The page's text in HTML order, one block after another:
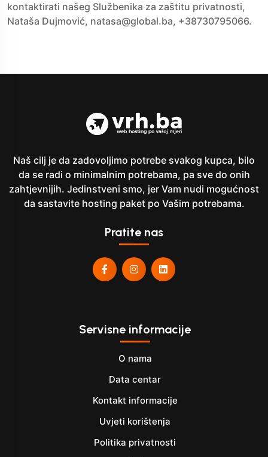
kontaktirati našeg Službenika za zaštitu privatnosti,
Nataša Dujmović, natasa@global.ba, +38730795066.
Naš cilj je da zadovoljimo potrebe svakog kupca, bilo
da se radi o minimalnim potrebama, pa sve do onih
zahtjevnijih. Jedinstveni smo, jer Vam nudi mogućnost
da sastavite hosting paket po Vašim potrebama.
Pratite nas
Servisne informacije
O nama
Data centar
Kontakt informacije
Uvjeti korištenja
Politika privatnosti